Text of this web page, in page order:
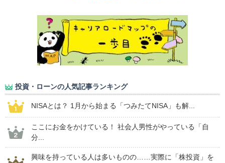
投資・ローンの人気記事ランキング
NISAとは？ 1月から始まる「つみたてNISA」も解...
ここにお金をかけている！ 社会人男性がやっている「自
分...
興味を持っている人は多いものの……実際に「株投資」を